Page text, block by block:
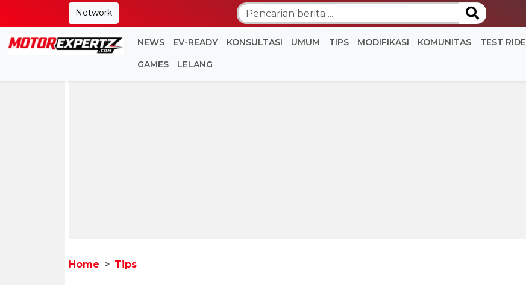
Network
NEWS EV-READY KONSULTASI UMUM TIPS MODIFIKASI KOMUNITAS TEST RIDE
GAMES LELANG
Home Tips